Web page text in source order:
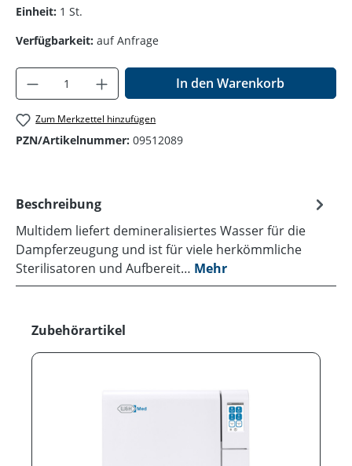
Einheit: 1 St.
Verfügbarkeit: auf Anfrage
Produkt Anzahl: Gib den gewünschten
In den Warenkorb
Zum Merkzettel hinzufügen
PZN/Artikelnummer: 09512089
Beschreibung
Multidem liefert demineralisiertes Wasser für die
Dampferzeugung und ist für viele herkömmliche
Sterilisatoren und Aufbereit… Mehr
Produktgalerie überspringen
Zubehörartikel